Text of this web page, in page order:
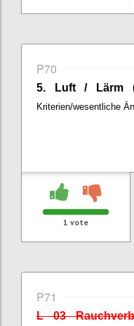
P70
5. Luft / Lärm
Kriterien/wesentliche
1 vote
P71
L 03